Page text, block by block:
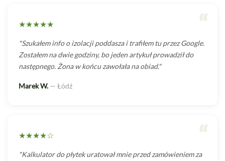
“
★★★★★
"Szukałem info o izolacji poddasza i trafiłem tu przez Google.
Zostałem na dwie godziny, bo jeden artykuł prowadził do
następnego. Żona w końcu zawołała na obiad."
Marek W. — Łódź
“
★★★★☆
"Kalkulator do płytek uratował mnie przed zamówieniem za